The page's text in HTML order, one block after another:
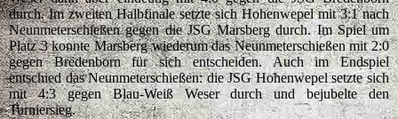
durch. Im zweiten Halbfinale setzte sich Hohenwepel mit 3:1 nach
Neunmeterschießen gegen die JSG Marsberg durch. Im Spiel um
Platz 3 konnte Marsberg wiederum das Neunmeterschießen mit 2:0
gegen Bredenborn für sich entscheiden. Auch im Endspiel
entschied das Neunmeterschießen: die JSG Hohenwepel setzte sich
mit 4:3 gegen Blau-Weiß Weser durch und bejubelte den
Turniersieg.